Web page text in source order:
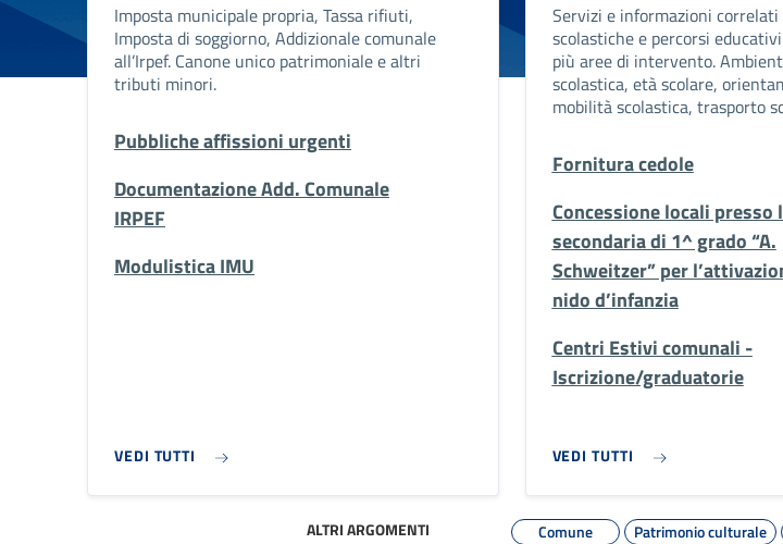
Imposta municipale propria, Tassa rifiuti,
Imposta di soggiorno, Addizionale comunale
all’Irpef. Canone unico patrimoniale e altri
tributi minori.
Pubbliche affissioni urgenti
Documentazione Add. Comunale
IRPEF
Modulistica IMU
VEDI TUTTI
Servizi e informazioni
scolastiche e percorsi
più aree di intervento.
scolastica, età scolare,
mobilità scolastica, trasporto
Fornitura cedole
Concessione locali presso
secondaria di 1^ grado “A.
Schweitzer” per
nido d’infanzia
Centri Estivi comunali -
Iscrizione/graduatorie
VEDI TUTTI
ALTRI ARGOMENTI Comune Patrimonio culturale